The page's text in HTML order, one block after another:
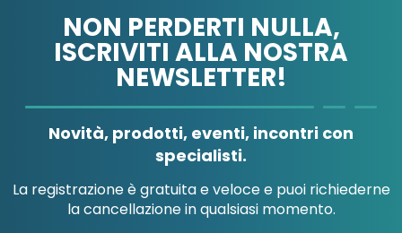
A.MENARINI
A.MENARINI
NON PERDERTI NULLA,
ISCRIVITI ALLA NOSTRA
NEWSLETTER!
Novità, prodotti, eventi, incontri con
specialisti.
La registrazione è gratuita e veloce e puoi richiederne
la cancellazione in qualsiasi momento.